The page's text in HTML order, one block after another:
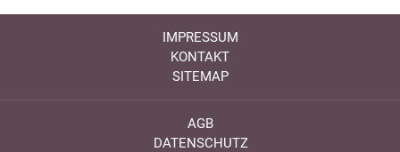
IMPRESSUM
KONTAKT
SITEMAP
AGB
DATENSCHUTZ